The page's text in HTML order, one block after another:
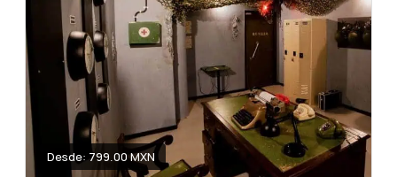
Desde: 799.00 MXN